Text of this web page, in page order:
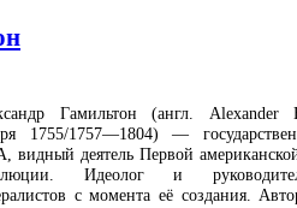
Гамильтон (англ. Alexander
1755/1757—1804) —
видный деятель Первой
Идеолог и
с момента её создания.